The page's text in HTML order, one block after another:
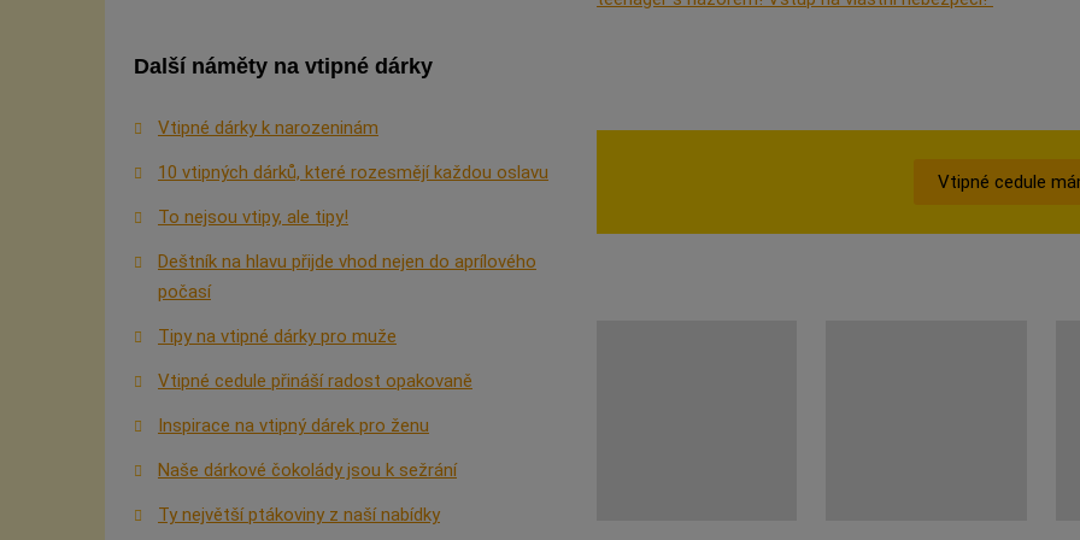
Další náměty na vtipné dárky
Vtipné dárky k narozeninám
10 vtipných dárků, které rozesmějí každou oslavu
To nejsou vtipy, ale tipy!
Deštník na hlavu přijde vhod nejen do aprílového
počasí
Tipy na vtipné dárky pro muže
Vtipné cedule přináší radost opakovaně
Inspirace na vtipný dárek pro ženu
Naše dárkové čokolády jsou k sežrání
Ty největší ptákoviny z naší nabídky
Vtipné cedule